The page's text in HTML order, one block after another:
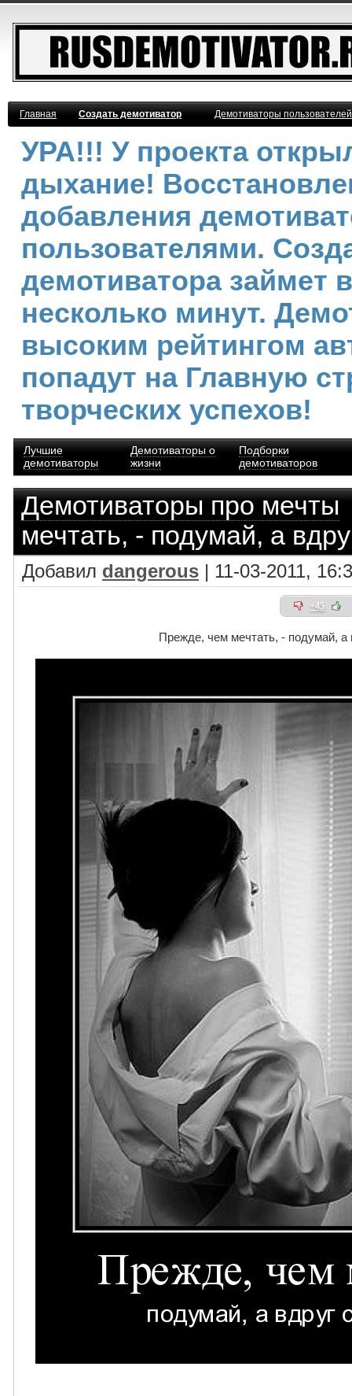
Главная Создать демотиватор Демотиваторы
УРА!!! У проекта
дыхание!
добавления
пользователями.
демотиватора займет
несколько минут.
высоким рейтингом
попадут на Главную
творческих успехов!
Лучшие
демотиваторы
Демотиваторы о
жизни
Подборки
демотиваторов
Демотиваторы про мечты
мечтать, - подумай, а
Добавил dangerous | 11-03-2011,
+45
Прежде, чем мечтать, - подумай, а